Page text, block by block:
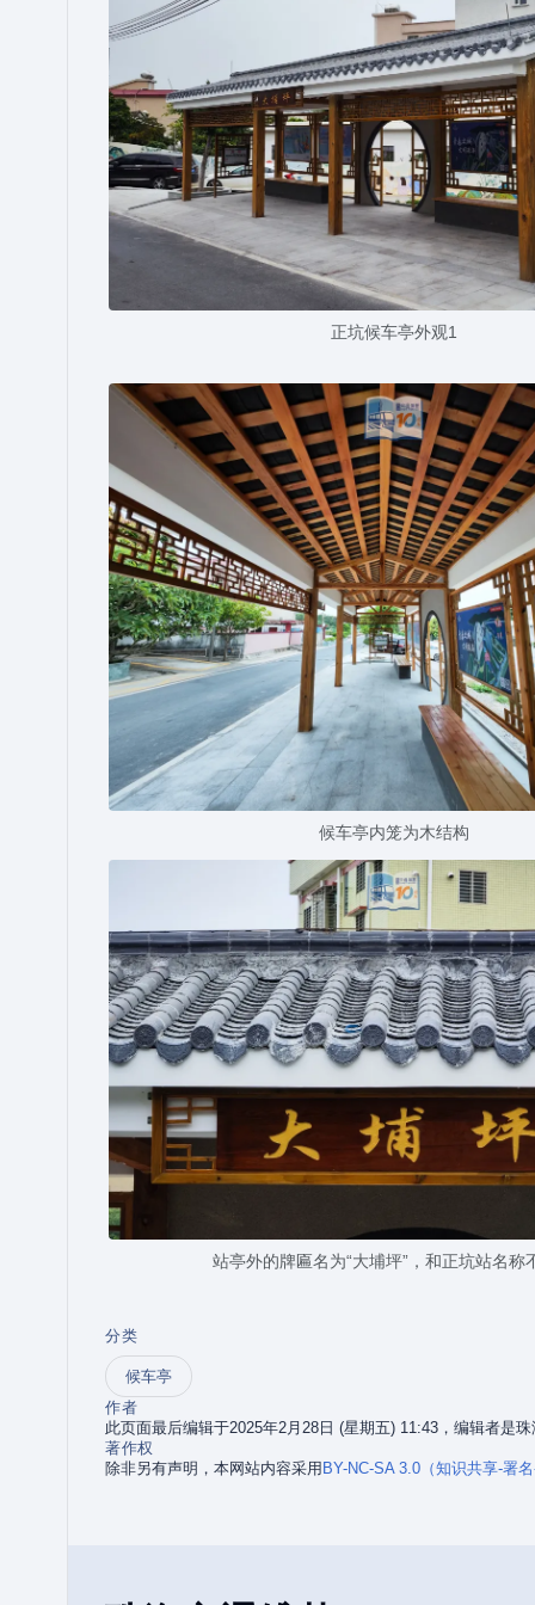
正坑候车亭外观1
候车亭内笼为木结构
站亭外的牌匾名为“大埔坪”，和正坑站名称
分类
候车亭
作者
此页面最后编辑于2025年2月28日 (星期五) 11:43，编辑者是
著作权
除非另有声明，本网站内容采用 BY-NC-SA 3.0（知识共享-署